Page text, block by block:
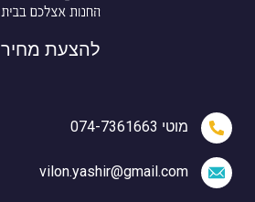
להצעת מחיר
מוטי 074-7361663
vilon.yashir@gmail.com